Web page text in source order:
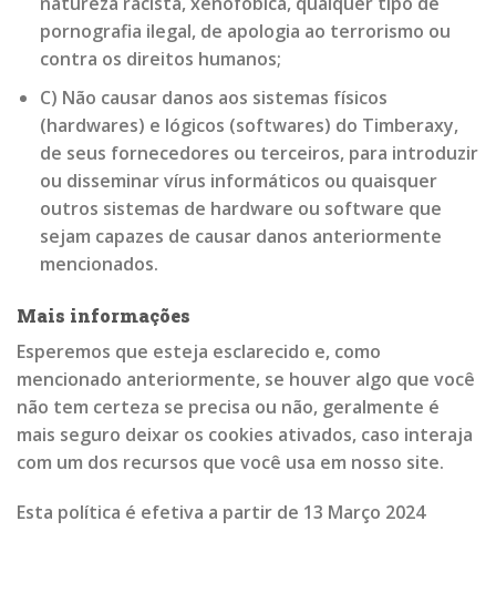
pornografia ilegal, de apologia ao terrorismo ou
contra os direitos humanos;
C) Não causar danos aos sistemas físicos
(hardwares) e lógicos (softwares) do Timberaxy,
de seus fornecedores ou terceiros, para introduzir
ou disseminar vírus informáticos ou quaisquer
outros sistemas de hardware ou software que
sejam capazes de causar danos anteriormente
mencionados.
Mais informações
Esperemos que esteja esclarecido e, como
mencionado anteriormente, se houver algo que você
não tem certeza se precisa ou não, geralmente é
mais seguro deixar os cookies ativados, caso interaja
com um dos recursos que você usa em nosso site.
Esta política é efetiva a partir de 13 Março 2024